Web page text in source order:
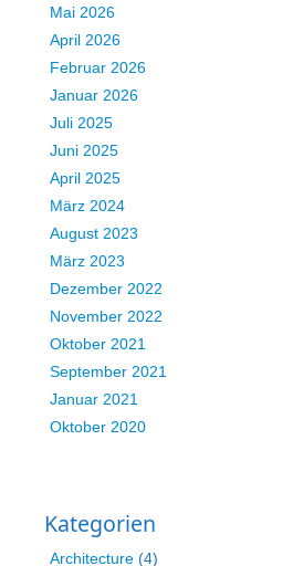
Mai 2026
April 2026
Februar 2026
Januar 2026
Juli 2025
Juni 2025
April 2025
März 2024
August 2023
März 2023
Dezember 2022
November 2022
Oktober 2021
September 2021
Januar 2021
Oktober 2020
Kategorien
Architecture (4)